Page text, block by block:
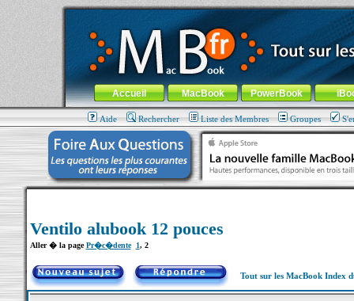
MacBook-fr.com : 100% Apple... 100% nomade !
Aller au contenu-Aller au menu général-Aller au menu de
Menu général
Accueil MacBook PowerBook
Aide Rechercher Liste des Membres Groupes
Ventilo alubook 12 pouces
Aller � la pagePr�c�dente 1, 2
Tout sur les MacBook Index